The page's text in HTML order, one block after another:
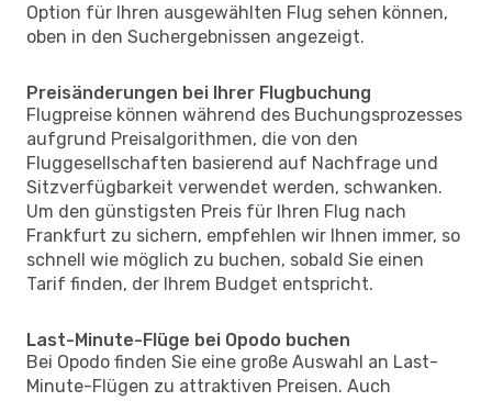
Option für Ihren ausgewählten Flug sehen können,
oben in den Suchergebnissen angezeigt.
Preisänderungen bei Ihrer Flugbuchung
Flugpreise können während des Buchungsprozesses
aufgrund Preisalgorithmen, die von den
Fluggesellschaften basierend auf Nachfrage und
Sitzverfügbarkeit verwendet werden, schwanken.
Um den günstigsten Preis für Ihren Flug nach
Frankfurt zu sichern, empfehlen wir Ihnen immer, so
schnell wie möglich zu buchen, sobald Sie einen
Tarif finden, der Ihrem Budget entspricht.
Last-Minute-Flüge bei Opodo buchen
Bei Opodo finden Sie eine große Auswahl an Last-
Minute-Flügen zu attraktiven Preisen. Auch